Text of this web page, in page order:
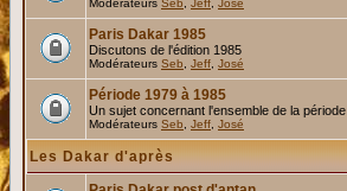
Modérateurs Seb Jeff José
Paris Dakar 1985
Discutons de l'édition 1985
Modérateurs Seb Jeff José
Période 1979 à 1985
Un sujet concernant l'ensemble de la période
Modérateurs Seb Jeff José
Les Dakar d'après